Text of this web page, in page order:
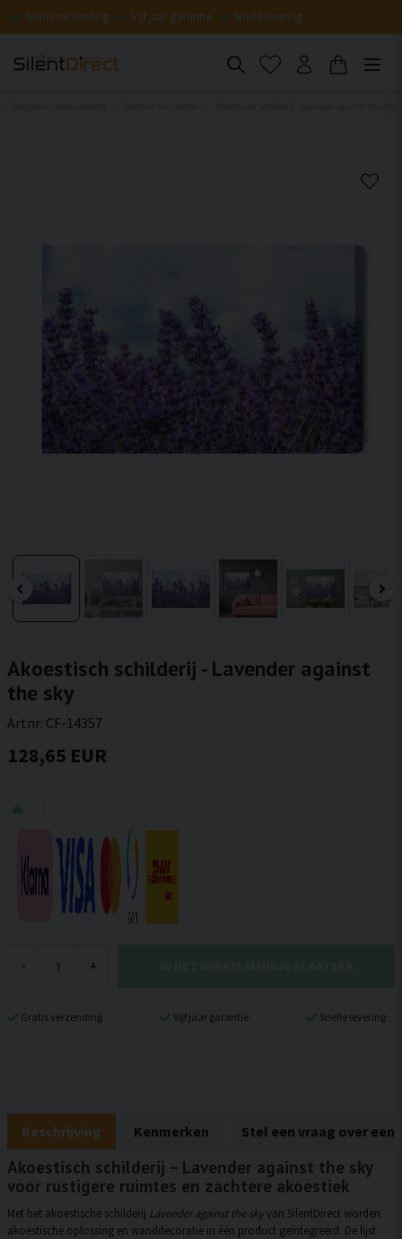
Gratis verzending Vijf jaar garantie Snelle levering
Akoestisch schilderij - Lavender against
the sky
Artnr: CF-14357
128,65 EUR
- +
Gratis verzending Vijf jaar garantie Snelle levering
Beschrijving Kenmerken Stel een vraag over een
Akoestisch schilderij – Lavender against the sky
voor rustigere ruimtes en zachtere akoestiek
Met het akoestische schilderij Lavender against the skyvan SilentDirect worden
akoestische oplossing en wanddecoratie in één product geïntegreerd. De lijst